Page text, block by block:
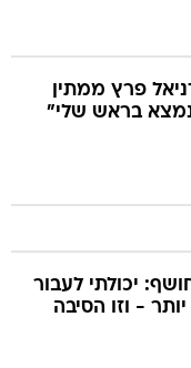
בראש שלי"
- וזו הסיבה